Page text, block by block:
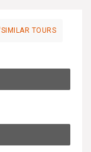
SIMILAR TOURS